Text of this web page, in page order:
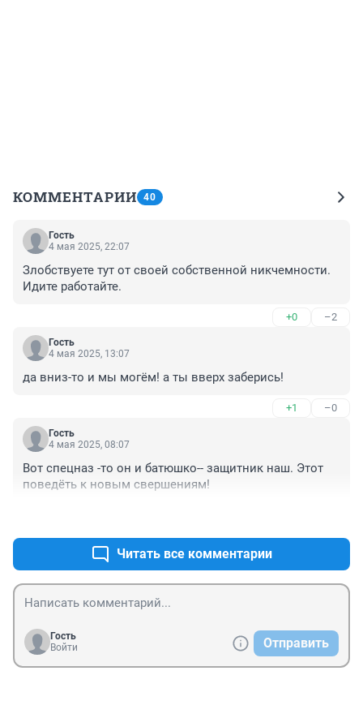
КОММЕНТАРИИ 40
Гость
4 мая 2025, 22:07
Злобствуете тут от своей собственной никчемности.
Идите работайте.
+0 –2
Гость
4 мая 2025, 13:07
да вниз-то и мы могём! а ты вверх заберись!
+1 –0
Гость
4 мая 2025, 08:07
Вот спецназ -то он и батюшко-- защитник наш. Этот
поведёть к новым свершениям!
Читать все комментарии
Гость
Войти
Отправить